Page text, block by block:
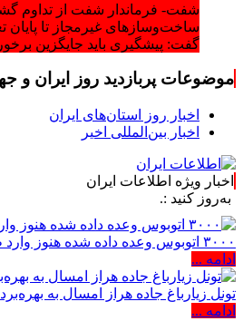
شفت- فرماندار شفت از تداوم
ساخت‌وسازهای غیرمجاز تا پایان
گفت: پیشگیری باید جایگزین
موضوعات پربازدید روز ایران و
اخبار روز استان‌های ایران
اخبار بین‌المللی اخیر
اخبار ویژه اطلاعات ایران
:.
۳۰۰۰ اتوبوس وعده داده شده هنوز وارد طرح اربعین نشده است
ادامه ...
تونل زیارباغ جاده هراز امسال به
ادامه ...